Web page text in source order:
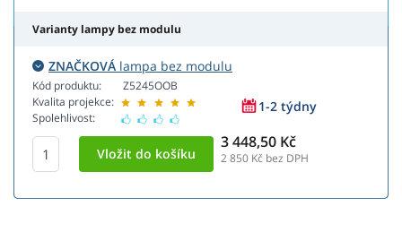
Varianty lampy bez modulu
ZNAČKOVÁ lampa bez modulu
Kód produktu:
Kvalita projekce:
Spolehlivost:
Z5245OOB
1-2 týdny
3 448,50 Kč
2 850 Kč bez DPH